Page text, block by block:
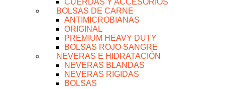
BOLSAS DE CARNE
ANTIMICROBIANAS
ORIGINAL
PREMIUM HEAVY DUTY
BOLSAS ROJO SANGRE
NEVERAS E HIDRATACIÓN
NEVERAS BLANDAS
NEVERAS RIGIDAS
BOLSAS